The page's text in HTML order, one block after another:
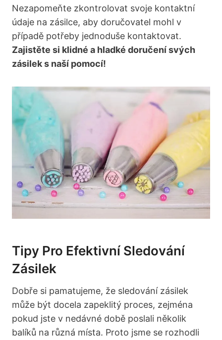
Nezapomeňte zkontrolovat svoje kontaktní
údaje na zásilce, aby doručovatel mohl v
případě potřeby jednoduše kontaktovat.
Zajistěte si klidné a hladké doručení svých
zásilek s naší pomocí!
Tipy Pro Efektivní Sledování
Zásilek
Dobře si pamatujeme, že sledování zásilek
může být docela zapeklitý proces, zejména
pokud jste v nedávné době poslali několik
balíků na různá místa. Proto jsme se rozhodli